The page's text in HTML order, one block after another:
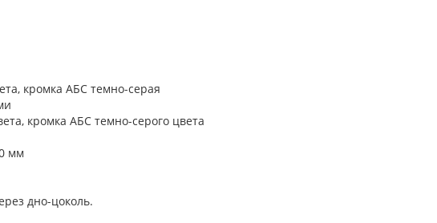
кромка АБС темно-серая
кромка АБС темно-серого цвета
мм
дно-цоколь.